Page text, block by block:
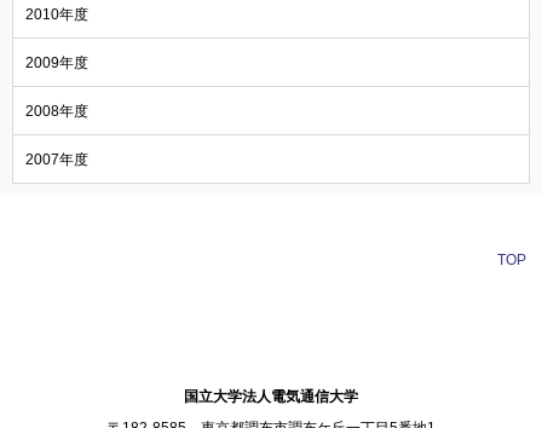
2010年度
2009年度
2008年度
2007年度
TOP
国立大学法人電気通信大学